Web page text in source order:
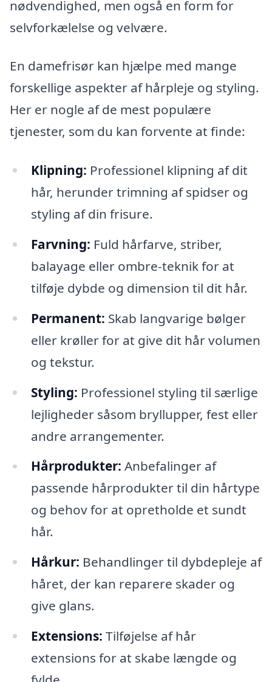
nødvendighed, men også en form for
selvforkælelse og velvære.
En damefrisør kan hjælpe med mange
forskellige aspekter af hårpleje og styling.
Her er nogle af de mest populære
tjenester, som du kan forvente at finde:
Klipning: Professionel klipning af dit
hår, herunder trimning af spidser og
styling af din frisure.
Farvning: Fuld hårfarve, striber,
balayage eller ombre-teknik for at
tilføje dybde og dimension til dit hår.
Permanent: Skab langvarige bølger
eller krøller for at give dit hår volumen
og tekstur.
Styling: Professionel styling til særlige
lejligheder såsom bryllupper, fest eller
andre arrangementer.
Hårprodukter: Anbefalinger af
passende hårprodukter til din hårtype
og behov for at opretholde et sundt
hår.
Hårkur: Behandlinger til dybdepleje af
håret, der kan reparere skader og
give glans.
Extensions: Tilføjelse af hår
extensions for at skabe længde og